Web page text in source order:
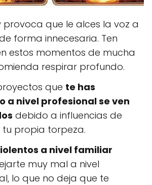
provoca que le alces la voz a
forma innecesaria. Ten
estos momentos de mucha
respirar profundo.
que te has
a nivel profesional se ven
debido a influencias de
tu propia torpeza.
a nivel familiar
muy mal a nivel
lo que no deja que te